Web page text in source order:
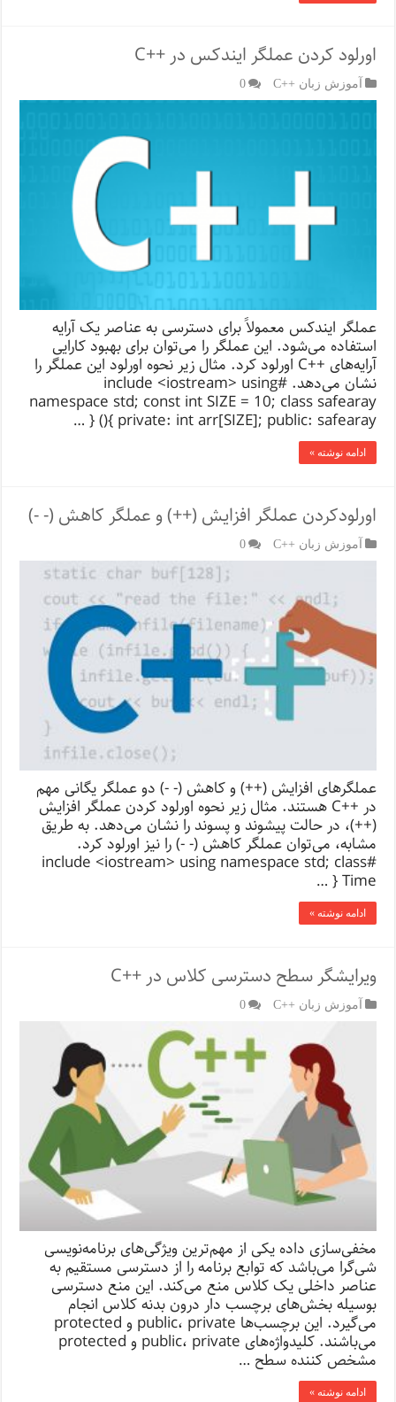
اورلود کردن عملگر ایندکس در ++C
آموزش زبان ++C 0
عملگر ایندکس معمولاً برای دسترسی به عناصر یک آرایه
استفاده می‌شود. این عملگر را می‌توان برای بهبود کارایی
آرایه‌های ++C اورلود کرد. مثال زیر نحوه اورلود این عملگر را
نشان می‌دهد. #include <iostream> using
namespace std; const int SIZE = 10; class safearay
{ private: int arr[SIZE]; public: safearay() { …
ادامه نوشته »
اورلودکردن عملگر افزایش (++) و عملگر کاهش (- -)
آموزش زبان ++C 0
عملگرهای افزایش (++) و کاهش (- -) دو عملگر یگانی مهم
در ++C هستند. مثال زیر نحوه اورلود کردن عملگر افزایش
(++)، در حالت پیشوند و پسوند را نشان می‌دهد. به طریق
مشابه، می‌توان عملگر کاهش (- -) را نیز اورلود کرد.
#include <iostream> using namespace std; class
Time { …
ادامه نوشته »
ویرایشگر سطح دسترسی کلاس در ++C
آموزش زبان ++C 0
مخفی‌سازی داده یکی از مهم‌ترین ویژگی‌های برنامه‌نویسی
شی‌گرا می‌باشد که توابع برنامه را از دسترسی مستقیم به
عناصر داخلی یک کلاس منع می‌کند. این منع دسترسی
بوسیله بخش‌های برچسب دار درون بدنه کلاس انجام
می‌گیرد. این برچسب‌ها public، private و protected
می‌باشند. کلیدواژه‌های public، private و protected
مشخص کننده سطح …
ادامه نوشته »